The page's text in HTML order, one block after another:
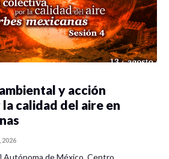
y acción
calidad del aire en
2026